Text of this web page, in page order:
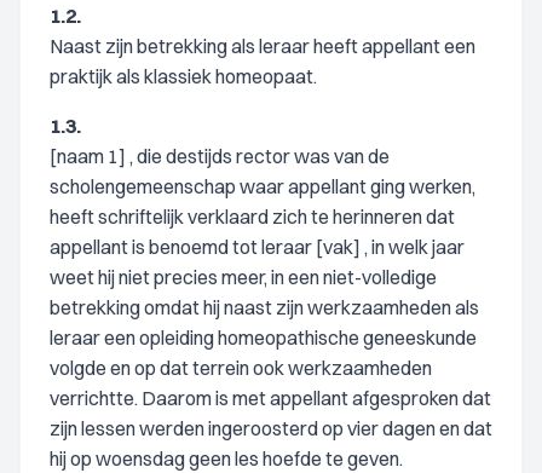
1.2.
Naast zijn betrekking als leraar heeft appellant een
praktijk als klassiek homeopaat.
1.3.
[naam 1] , die destijds rector was van de
scholengemeenschap waar appellant ging werken,
heeft schriftelijk verklaard zich te herinneren dat
appellant is benoemd tot leraar [vak] , in welk jaar
weet hij niet precies meer, in een niet-volledige
betrekking omdat hij naast zijn werkzaamheden als
leraar een opleiding homeopathische geneeskunde
volgde en op dat terrein ook werkzaamheden
verrichtte. Daarom is met appellant afgesproken dat
zijn lessen werden ingeroosterd op vier dagen en dat
hij op woensdag geen les hoefde te geven.